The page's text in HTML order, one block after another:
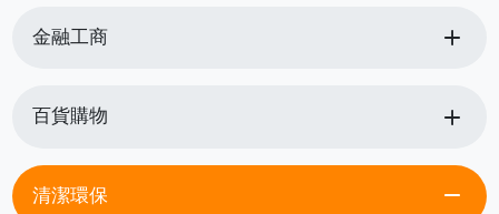
金融工商 add
百貨購物 add
清潔環保 remove